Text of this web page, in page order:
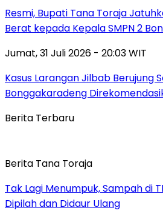
Resmi, Bupati Tana Toraja
Berat kepada Kepala SMPN 2
Jumat, 31 Juli 2026 - 20:03 WIT
Kasus Larangan Jilbab Berujung
Bonggakaradeng
Berita Terbaru
Berita Tana Toraja
Tak Lagi Menumpuk, Sampah di
Dipilah dan Didaur Ulang